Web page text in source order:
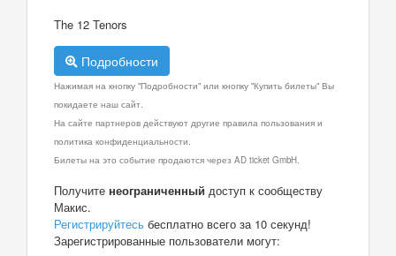
The 12 Tenors
Подробности
Нажимая на кнопку "Подробности" или кнопку "Купить билеты" Вы
покидаете наш сайт.
На сайте партнеров действуют другие правила пользования и
политика конфиденциальности.
Билеты на это событие продаются через AD ticket GmbH.
Получите неограниченный доступ к сообществу
Макис.
Регистрируйтесь бесплатно всего за 10 секунд!
Зарегистрированные пользователи могут: